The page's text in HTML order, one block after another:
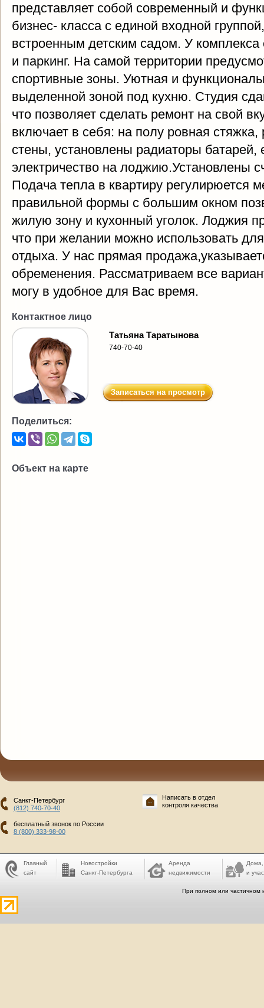
представляет собой современный и
бизнес- класса с единой входной
встроенным детским садом. У
и паркинг. На самой территории
спортивные зоны. Уютная и
выделенной зоной под кухню. Студия
что позволяет сделать ремонт на свой
включает в себя: на полу ровная
стены, установлены радиаторы батарей,
электричество на лоджию.Установлены
Подача тепла в квартиру регулирюется
правильной формы с большим окном
жилую зону и кухонный уголок. Лоджия
что при желании можно использовать
отдыха. У нас прямая
обременения. Рассматриваем все
могу в удобное для Вас время.
Контактное лицо
Татьяна Таратынова
740-70-40
Записаться на просмотр
Поделиться:
Объект на карте
Санкт-Петербург
(812) 740-70-40
бесплатный звонок по России
8 (800) 333-98-00
Написать в отдел
контроля качества
Главный
сайт
Новостройки
Санкт-Петербурга
Аренда
недвижимости
Дома,
и
При полном или частичном